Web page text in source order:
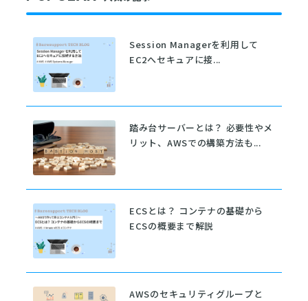
Session Managerを利用して
EC2へセキュアに接...
踏み台サーバーとは？ 必要性やメ
リット、AWSでの構築方法も...
ECSとは？ コンテナの基礎から
ECSの概要まで解説
AWSのセキュリティグループと